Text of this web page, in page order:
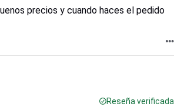
precios y cuando haces el pedido
Reseña verificada